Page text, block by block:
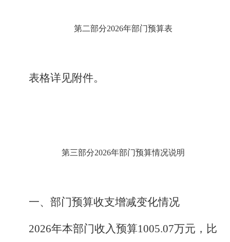
第二部分2026年部门预算表
表格详见附件。
第三部分2026年部门预算情况说明
一、部门预算收支增减变化情况
2026年本部门收入预算1005.07万元，比